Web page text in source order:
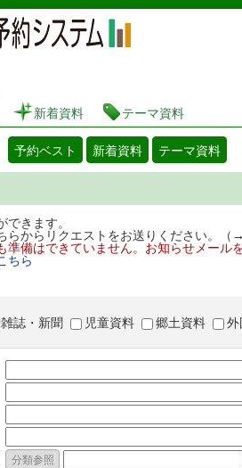
岡山県立図書館
新着資料 テーマ資料
予約ベスト 新着資料 テーマ資料
きます。
らからリクエストをお送りください。（→
備はできていません。お知らせメール
ちら
誌・新聞 児童資料 郷土資料 外